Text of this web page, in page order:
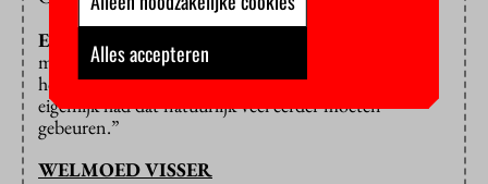
En voor de toekomst?
moet er een nieuw digitaal toetsprogramma zijn. Ik
hoop dat de problemen dan zijn opgelost, maar
eigenlijk had dat natuurlijk veel eerder moeten
gebeuren.”
WELMOED VISSER
Alles accepteren